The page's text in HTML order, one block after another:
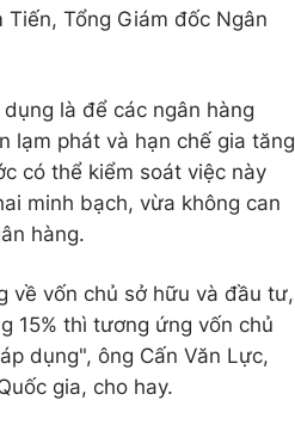
Tổng Giám đốc Ngân
là để các ngân hàng
lạm phát và hạn chế gia tăng
có thể kiểm soát việc này
minh bạch, vừa không can
hàng.
về vốn chủ sở hữu và đầu tư,
15% thì tương ứng vốn chủ
dụng", ông Cấn Văn Lực,
gia, cho hay.